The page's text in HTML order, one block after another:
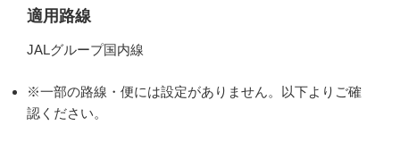
適用路線
JALグループ国内線
※一部の路線・便には設定がありません。以下よりご確
認ください。